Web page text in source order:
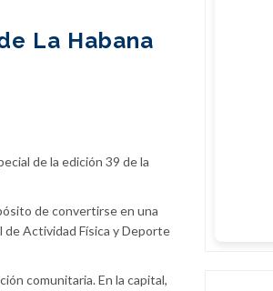
La Habana
de la edición 39 de la
de convertirse en una
Actividad Física y Deporte
comunitaria. En la capital,